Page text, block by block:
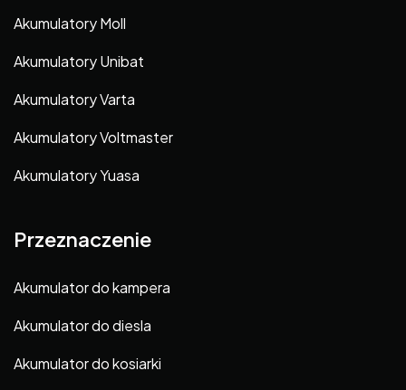
Akumulatory Moll
Akumulatory Unibat
Akumulatory Varta
Akumulatory Voltmaster
Akumulatory Yuasa
Przeznaczenie
Akumulator do kampera
Akumulator do diesla
Akumulator do kosiarki